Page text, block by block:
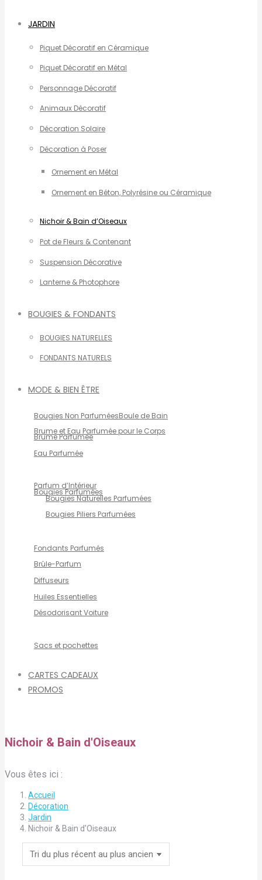
JARDIN
Piquet Décoratif en Céramique
Piquet Décoratif en Métal
Personnage Décoratif
Animaux Décoratif
Décoration Solaire
Décoration à Poser
Ornement en Métal
Ornement en Béton, Polyrésine ou Céramique
Nichoir & Bain d’Oiseaux
Pot de Fleurs & Contenant
Suspension Décorative
Lanterne & Photophore
BOUGIES & FONDANTS
BOUGIES NATURELLES
FONDANTS NATURELS
MODE & BIEN ÊTRE
Bougies Non ParfuméesBoule de Bain
Brume et Eau Parfumée pour le Corps
Brume Parfumée
Eau Parfumée
Parfum d’Intérieur
Bougies Parfumées
Bougies Naturelles Parfumées
Bougies Piliers Parfumées
Fondants Parfumés
Brûle-Parfum
Diffuseurs
Huiles Essentielles
Désodorisant Voiture
Sacs et pochettes
CARTES CADEAUX
PROMOS
Nichoir & Bain d'Oiseaux
Vous êtes ici :
Accueil
Décoration
Jardin
Nichoir & Bain d'Oiseaux